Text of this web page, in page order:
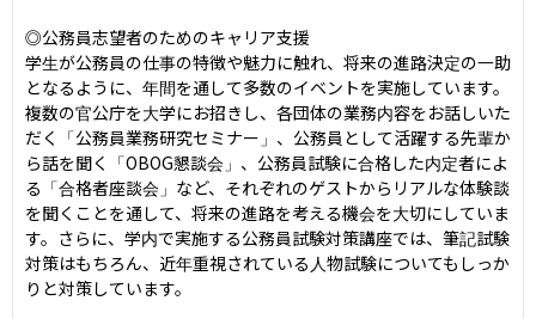
◎公務員志望者のためのキャリア支援
学生が公務員の仕事の特徴や魅力に触れ、将来の進路決定の一助
となるように、年間を通して多数のイベントを実施しています。
複数の官公庁を大学にお招きし、各団体の業務内容をお話しいた
だく「公務員業務研究セミナー」、公務員として活躍する先輩か
ら話を聞く「OBOG懇談会」、公務員試験に合格した内定者によ
る「合格者座談会」など、それぞれのゲストからリアルな体験談
を聞くことを通して、将来の進路を考える機会を大切にしていま
す。さらに、学内で実施する公務員試験対策講座では、筆記試験
対策はもちろん、近年重視されている人物試験についてもしっか
りと対策しています。